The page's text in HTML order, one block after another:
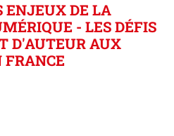
ENJEUX DE LA
- LES DÉFIS
D'AUTEUR AUX
FRANCE